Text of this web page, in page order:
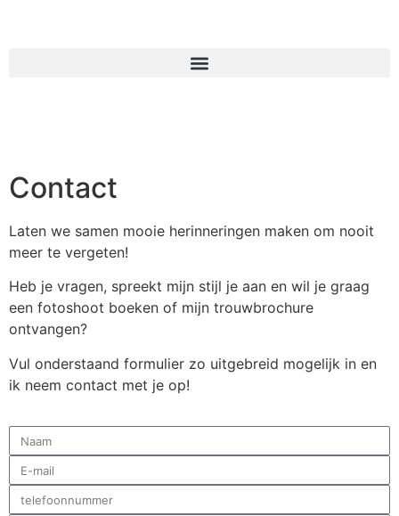
Contact
Laten we samen mooie herinneringen maken om nooit
meer te vergeten!
Heb je vragen, spreekt mijn stijl je aan en wil je graag
een fotoshoot boeken of mijn trouwbrochure
ontvangen?
Vul onderstaand formulier zo uitgebreid mogelijk in en
ik neem contact met je op!